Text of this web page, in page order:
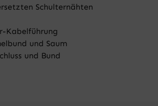
Schulternähten
Kabelführung
und Saum
und Bund